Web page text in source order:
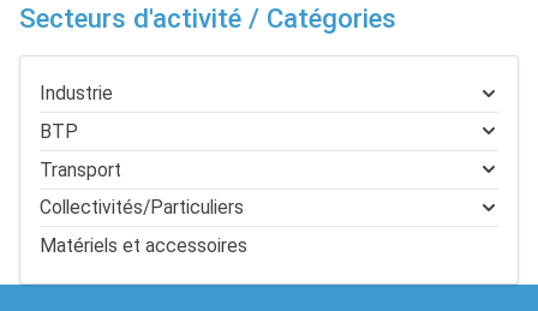
Secteurs d'activité / Catégories
Industrie
BTP
Transport
Collectivités/Particuliers
Matériels et accessoires